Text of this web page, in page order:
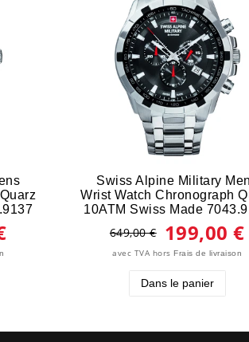
Swiss Alpine Military
Wrist Watch Chronograph
10ATM Swiss Made
649,00 € 199,00 €
avec TVA horsFrais de livraison
Dans le panier